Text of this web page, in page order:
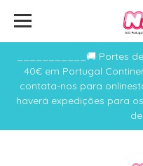
___________🚚 Portes
40€ em Portugal
contata-nos para
haverá expedições para